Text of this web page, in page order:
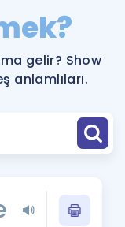
gelir? Show
anlamlıları.